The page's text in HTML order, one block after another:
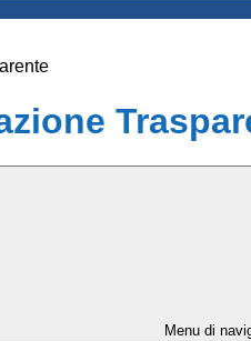
Menu di